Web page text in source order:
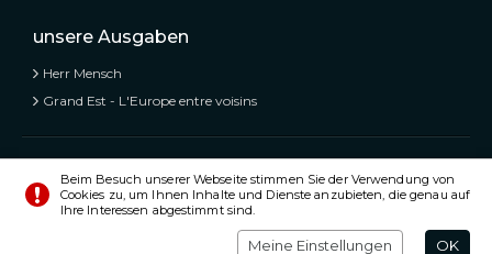
unsere Ausgaben
Herr Mensch
Grand Est - L'Europe entre voisins
Voisins - Nachbarn, Kostenlose und geteilte Informationen
© Alle Rechte vorbehalten 2020 - 2026
Beim Besuch unserer Webseite stimmen Sie der Verwendung von
Cookies zu, um Ihnen Inhalte und Dienste anzubieten, die genau auf
Ihre Interessen abgestimmt sind.
Meine Einstellungen OK